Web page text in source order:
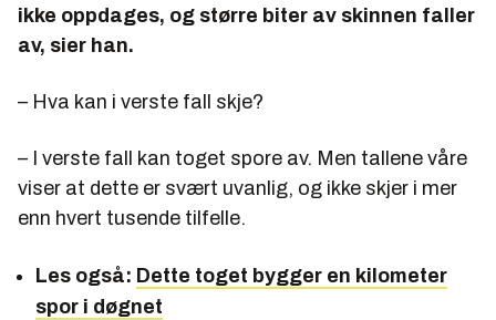
ikke oppdages, og større biter av skinnen faller
av, sier han.
– Hva kan i verste fall skje?
– I verste fall kan toget spore av. Men tallene våre
viser at dette er svært uvanlig, og ikke skjer i mer
enn hvert tusende tilfelle.
Les også: Dette toget bygger en kilometer
spor i døgnet